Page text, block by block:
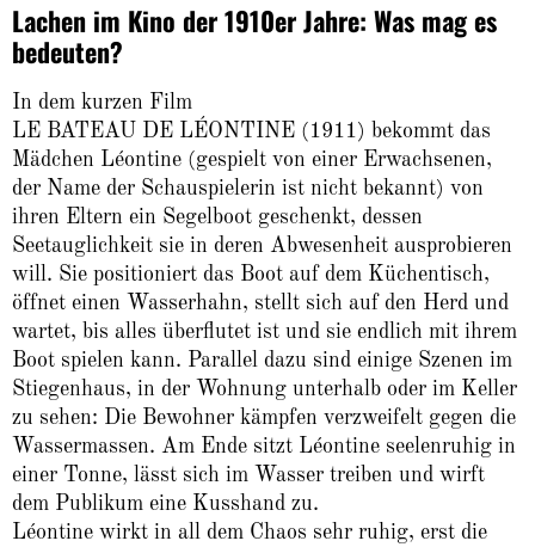
Lachen im Kino der 1910er Jahre: Was mag es
bedeuten?
In dem kurzen Film
LE BATEAU DE LÉONTINE (1911) bekommt das
Mädchen Léontine (gespielt von einer Erwachsenen,
der Name der Schauspielerin ist nicht bekannt) von
ihren Eltern ein Segelboot geschenkt, dessen
Seetauglichkeit sie in deren Abwesenheit ausprobieren
will. Sie positioniert das Boot auf dem Küchentisch,
öffnet einen Wasserhahn, stellt sich auf den Herd und
wartet, bis alles überflutet ist und sie endlich mit ihrem
Boot spielen kann. Parallel dazu sind einige Szenen im
Stiegenhaus, in der Wohnung unterhalb oder im Keller
zu sehen: Die Bewohner kämpfen verzweifelt gegen die
Wassermassen. Am Ende sitzt Léontine seelenruhig in
einer Tonne, lässt sich im Wasser treiben und wirft
dem Publikum eine Kusshand zu.
Léontine wirkt in all dem Chaos sehr ruhig, erst die